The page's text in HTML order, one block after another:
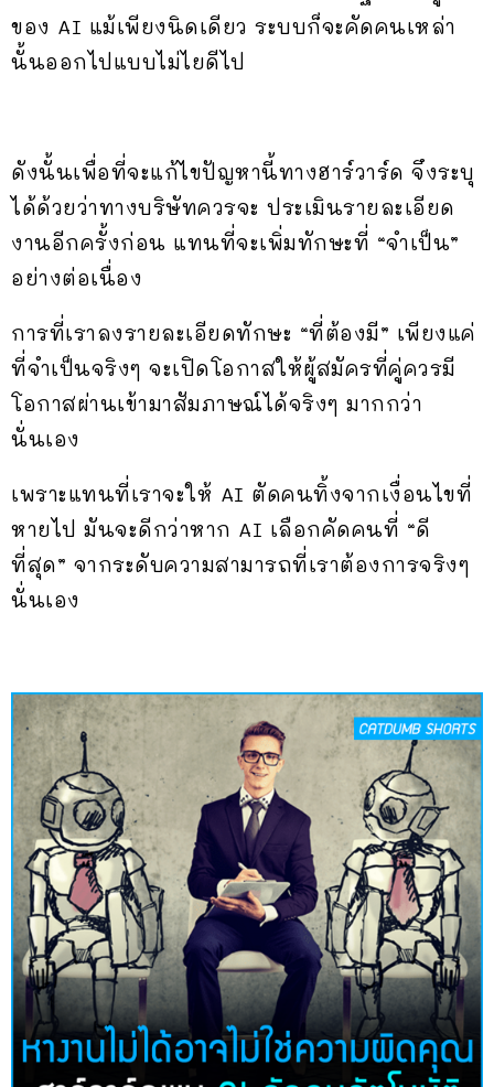
ของ AI แม้เพียงนิดเดียว ระบบก็จะคัดคนเหล่า
นั้นออกไปแบบไม่ไยดีไป
ดังนั้นเพื่อที่จะแก้ไขปัญหานี้ทางฮาร์วาร์ด จึงระบุ
ได้ด้วยว่าทางบริษัทควรจะ ประเมินรายละเอียด
งานอีกครั้งก่อน แทนที่จะเพิ่มทักษะที่ “จำเป็น”
อย่างต่อเนื่อง
การที่เราลงรายละเอียดทักษะ “ที่ต้องมี” เพียงแค่
ที่จำเป็นจริงๆ จะเปิดโอกาสให้ผู้สมัครที่คู่ควรมี
โอกาสผ่านเข้ามาสัมภาษณ์ได้จริงๆ มากกว่า
นั่นเอง
เพราะแทนที่เราจะให้ AI ตัดคนทิ้งจากเงื่อนไขที่
หายไป มันจะดีกว่าหาก AI เลือกคัดคนที่ “ดี
ที่สุด” จากระดับความสามารถที่เราต้องการจริงๆ
นั่นเอง